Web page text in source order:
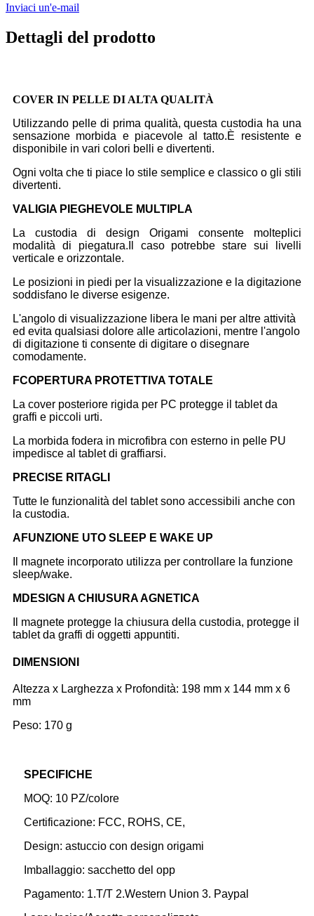
Inviaci un'e-mail
Dettagli del prodotto
COVER IN PELLE DI ALTA QUALITÀ
Utilizzando pelle di prima qualità, questa custodia ha una
sensazione morbida e piacevole al tatto.È resistente e
disponibile in vari colori belli e divertenti.
Ogni volta che ti piace lo stile semplice e classico o gli stili
divertenti.
VALIGIA PIEGHEVOLE MULTIPLA
La custodia di design Origami consente molteplici
modalità di piegatura.Il caso potrebbe stare sui livelli
verticale e orizzontale.
Le posizioni in piedi per la visualizzazione e la digitazione
soddisfano le diverse esigenze.
L'angolo di visualizzazione libera le mani per altre attività
ed evita qualsiasi dolore alle articolazioni, mentre l'angolo
di digitazione ti consente di digitare o disegnare
comodamente.
FCOPERTURA PROTETTIVA TOTALE
La cover posteriore rigida per PC protegge il tablet da
graffi e piccoli urti.
La morbida fodera in microfibra con esterno in pelle PU
impedisce al tablet di graffiarsi.
P RECISE RITAGLI
Tutte le funzionalità del tablet sono accessibili anche con
la custodia.
A FUNZIONE UTO SLEEP E WAKE UP
Il magnete incorporato utilizza per controllare la funzione
sleep/wake.
M DESIGN A CHIUSURA AGNETICA
Il magnete protegge la chiusura della custodia, protegge il
tablet da graffi di oggetti appuntiti.
DIMENSIONI
Altezza x Larghezza x Profondità: 198 mm x 144 mm x 6
mm
Peso: 170 g
SPECIFICHE
MOQ: 10 PZ/colore
Certificazione: FCC, ROHS, CE,
Design: astuccio con design origami
Imballaggio: sacchetto del opp
Pagamento: 1.T/T 2.Western Union 3. Paypal